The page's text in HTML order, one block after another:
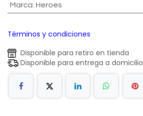
Marca: Heroes
Términos y condiciones
Disponible para retiro en tienda
Disponible para entrega a domicilio